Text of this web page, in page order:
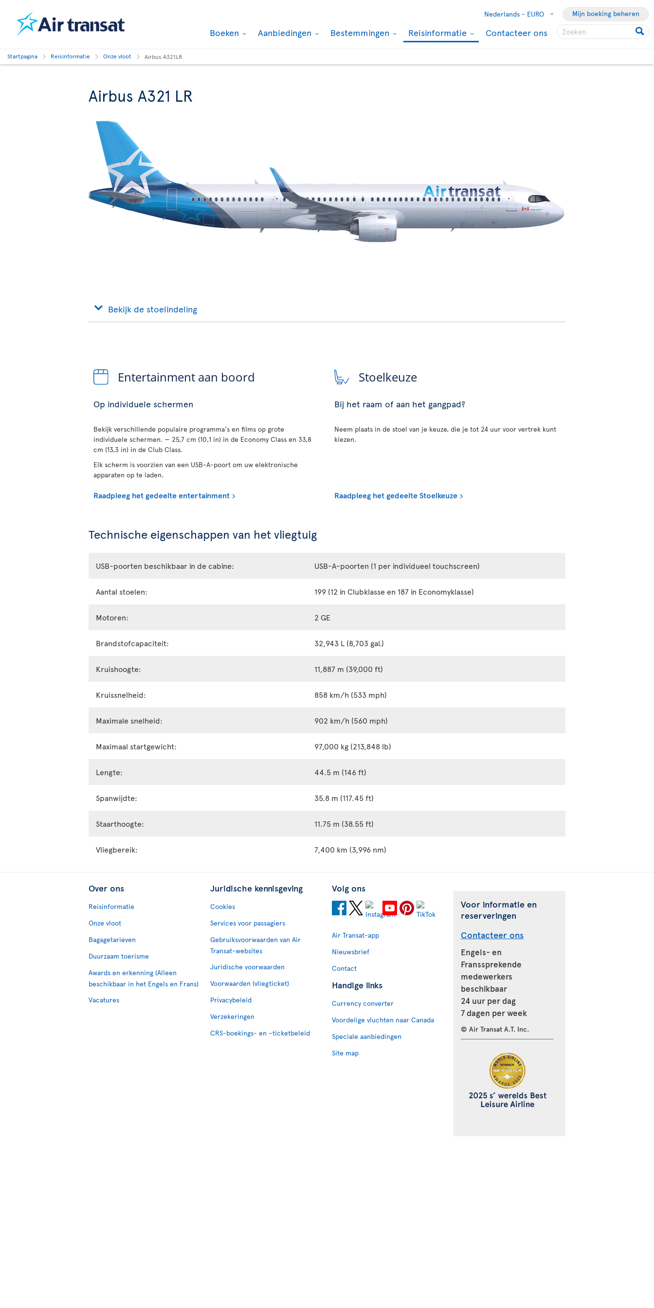
Nederlands - EURO Mijn boeking beheren
Boeken Aanbiedingen Bestemmingen Reisinformatie Contacteer ons
Startpagina Reisinformatie Onze vloot Airbus A321LR
Airbus A321 LR
Bekijk de stoelindeling
Entertainment aan boord
Op individuele schermen
Bekijk verschillende populaire programma's en films op grote
individuele schermen. — 25,7 cm (10,1 in) in de Economy Class en 33,8
cm (13,3 in) in de Club Class.
Elk scherm is voorzien van een USB-A-poort om uw elektronische
apparaten op te laden.
Raadpleeg het gedeelte entertainment
Stoelkeuze
Bij het raam of aan het gangpad?
Neem plaats in de stoel van je keuze, die je tot 24 uur voor vertrek kunt
kiezen.
Raadpleeg het gedeelte Stoelkeuze
Technische eigenschappen van het vliegtuig
USB-poorten beschikbaar in de cabine: USB-A-poorten (1 per individueel touchscreen)
Aantal stoelen: 199 (12 in Clubklasse en 187 in Economyklasse)
Motoren: 2 GE
Brandstofcapaciteit: 32,943 L (8,703 gal.)
Kruishoogte: 11,887 m (39,000 ft)
Kruissnelheid: 858 km/h (533 mph)
Maximale snelheid: 902 km/h (560 mph)
Maximaal startgewicht: 97,000 kg (213,848 lb)
Lengte: 44.5 m (146 ft)
Spanwijdte: 35.8 m (117.45 ft)
Staarthoogte: 11.75 m (38.55 ft)
Vliegbereik: 7,400 km (3,996 nm)
Over ons
Reisinformatie
Onze vloot
Bagagetarieven
Duurzaam toerisme
Awards en erkenning (Alleen
beschikbaar in het Engels en Frans)
Vacatures
Juridische kennisgeving
Cookies
Services voor passagiers
Gebruiksvoorwaarden van Air
Transat-websites
Juridische voorwaarden
Voorwaarden (vliegticket)
Privacybeleid
Verzekeringen
CRS-boekings- en –ticketbeleid
Volg ons
Air Transat-app
Nieuwsbrief
Contact
Handige links
Currency converter
Voordelige vluchten naar Canada
Speciale aanbiedingen
Site map
Voor informatie en
reserveringen
Contacteer ons
Engels- en
Franssprekende
medewerkers
beschikbaar
24 uur per dag
7 dagen per week
© Air Transat A.T. Inc.